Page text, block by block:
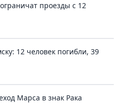
проезды с 12
12 человек погибли, 39
Марса в знак Рака